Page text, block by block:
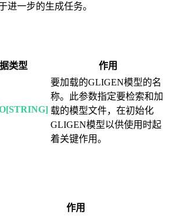
进一步的生成任务。
类型 作用
要加载的GLIGEN模型的名
称。此参数指定要检索和加
载的模型文件，在初始化
GLIGEN模型以供使用时起
着关键作用。
作用